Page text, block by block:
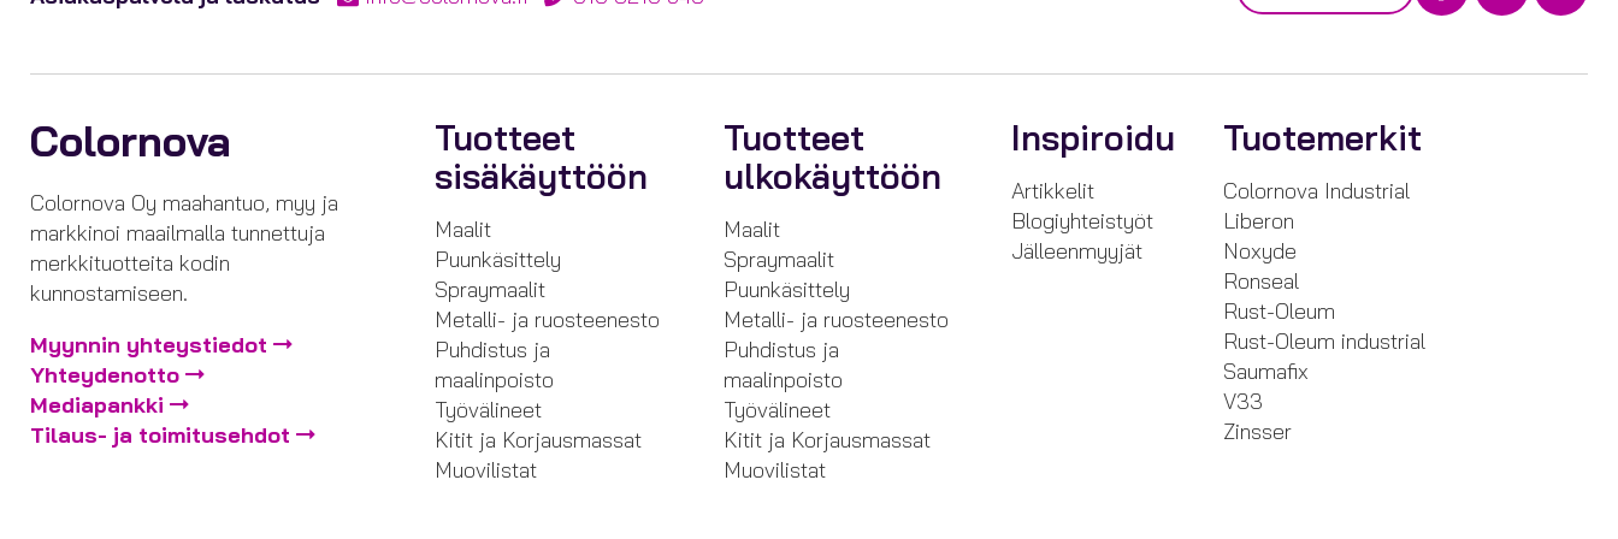
Colornova
Colornova Oy maahantuo, myy ja
markkinoi maailmalla tunnettuja
merkkituotteita kodin
kunnostamiseen.
Myynnin yhteystiedot
Yhteydenotto
Mediapankki
Tilaus- ja toimitusehdot
Tuotteet
sisäkäyttöön
Maalit
Puunkäsittely
Spraymaalit
Metalli- ja ruosteenesto
Puhdistus ja
maalinpoisto
Työvälineet
Kitit ja Korjausmassat
Muovilistat
Tuotteet
ulkokäyttöön
Maalit
Spraymaalit
Puunkäsittely
Metalli- ja ruosteenesto
Puhdistus ja
maalinpoisto
Työvälineet
Kitit ja Korjausmassat
Muovilistat
Inspiroidu
Artikkelit
Blogiyhteistyöt
Jälleenmyyjät
Tuotemerkit
Colornova Industrial
Liberon
Noxyde
Ronseal
Rust-Oleum
Rust-Oleum industrial
Saumafix
V33
Zinsser